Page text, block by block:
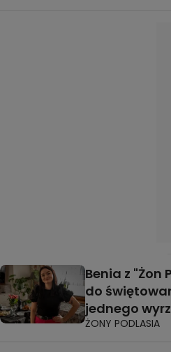
Benia z
do
jednego
ŻONY PODLASIA